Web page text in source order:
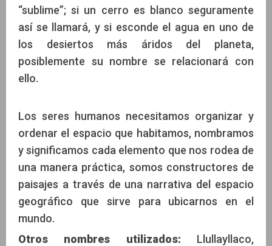
“sublime”; si un cerro es blanco seguramente
así se llamará, y si esconde el agua en uno de
los desiertos más áridos del planeta,
posiblemente su nombre se relacionará con
ello.
Los seres humanos necesitamos organizar y
ordenar el espacio que habitamos, nombramos
y significamos cada elemento que nos rodea de
una manera práctica, somos constructores de
paisajes a través de una narrativa del espacio
geográfico que sirve para ubicarnos en el
mundo.
Otros nombres utilizados: Llullayllaco,